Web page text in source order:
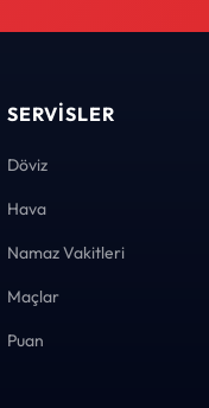
SERVISLER
Döviz
Hava
Namaz Vakitleri
Maçlar
Puan